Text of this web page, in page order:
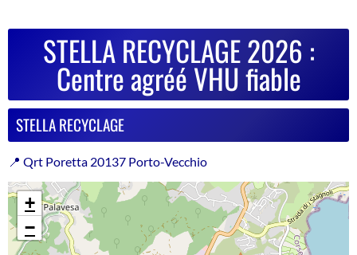
STELLA RECYCLAGE 2026 :
Centre agréé VHU fiable
STELLA RECYCLAGE
📍 Qrt Poretta 20137 Porto-Vecchio
+
−